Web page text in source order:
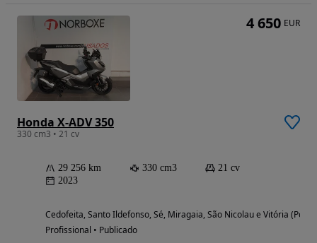
Honda X-ADV 350
330 cm3 • 21 cv
29 256 km 330 cm3
21 cv
2023
Cedofeita, Santo Ildefonso, Sé, Miragaia, São Nicolau e Vitória (Porto)
Profissional • Publicado
4 650 EUR